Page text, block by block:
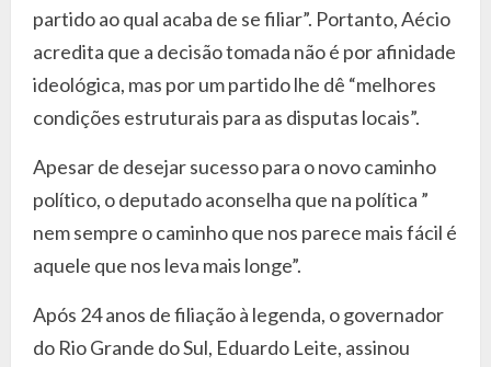
partido ao qual acaba de se filiar”. Portanto, Aécio
acredita que a decisão tomada não é por afinidade
ideológica, mas por um partido lhe dê “melhores
condições estruturais para as disputas locais”.
Apesar de desejar sucesso para o novo caminho
político, o deputado aconselha que na política ”
nem sempre o caminho que nos parece mais fácil é
aquele que nos leva mais longe”.
Após 24 anos de filiação à legenda, o governador
do Rio Grande do Sul, Eduardo Leite, assinou